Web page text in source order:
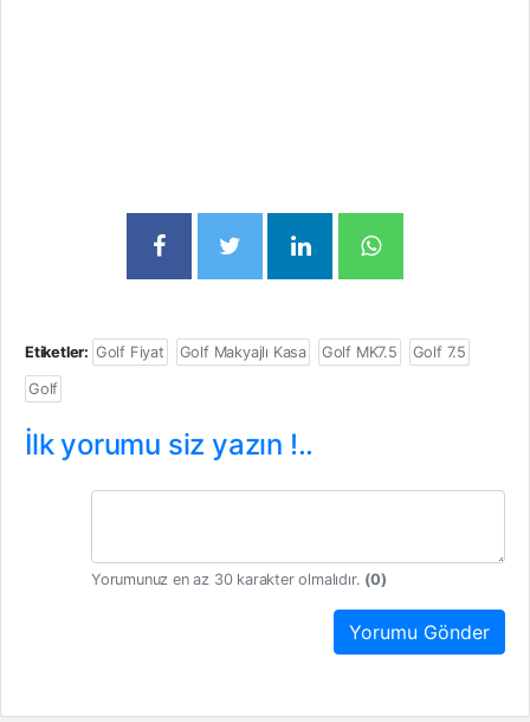
Etiketler: Golf Fiyat Golf Makyajlı Kasa Golf MK7.5 Golf 7.5
Golf
İlk yorumu siz yazın !..
Yorumunuz en az 30 karakter olmalıdır. (0)
Yorumu Gönder